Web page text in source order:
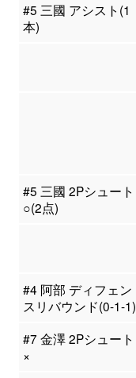
#5 三國 アシスト(1
本)
#5 三國 2Pシュート
○(2点)
#4 阿部 ディフェン
スリバウンド(0-1-1)
#7 金澤 2Pシュート
×